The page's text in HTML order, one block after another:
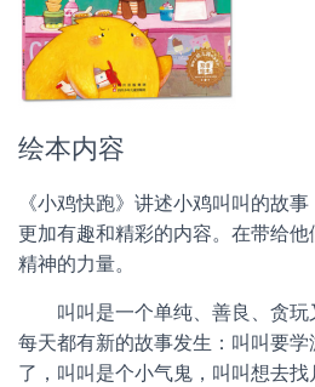
绘本内容
《小鸡快跑》讲述小鸡叫叫的故
更加有趣和精彩的内容。在带给
精神的力量。
叫叫是一个单纯、善良、贪玩
每天都有新的故事发生：叫叫要学
了，叫叫是个小气鬼，叫叫想去